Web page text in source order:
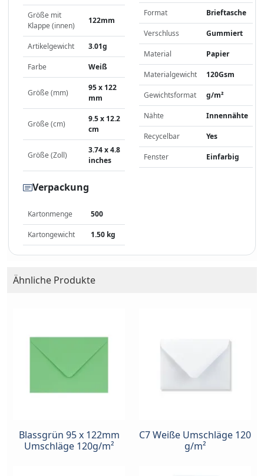
Größe mit
Klappe (innen)
122mm
Artikelgewicht 3.01g
Farbe Weiß
Größe (mm)
95 x 122
mm
Größe (cm)
9.5 x 12.2
cm
Größe (Zoll)
3.74 x 4.8
inches
Format Brieftasche
Verschluss Gummiert
Material Papier
Materialgewicht 120Gsm
Gewichtsformat g/m²
Nähte Innennähte
Recycelbar Yes
Fenster Einfarbig
Verpackung
Kartonmenge 500
Kartongewicht 1.50 kg
Ähnliche Produkte
Blassgrün 95 x 122mm
Umschläge 120g/m²
C7 Weiße Umschläge 120
g/m²